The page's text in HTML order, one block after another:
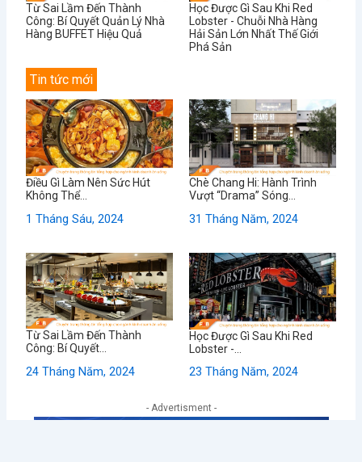
Từ Sai Lầm Đến Thành
Công: Bí Quyết Quản Lý Nhà
Hàng BUFFET Hiệu Quả
Học Được Gì Sau Khi Red
Lobster - Chuỗi Nhà Hàng
Hải Sản Lớn Nhất Thế Giới
Phá Sản
Tin tức mới
Điều Gì Làm Nên Sức Hút
Không Thể...
1 Tháng Sáu, 2024
Chè Chang Hi: Hành Trình
Vượt “Drama” Sóng...
31 Tháng Năm, 2024
Từ Sai Lầm Đến Thành
Công: Bí Quyết...
24 Tháng Năm, 2024
Học Được Gì Sau Khi Red
Lobster -...
23 Tháng Năm, 2024
- Advertisment -